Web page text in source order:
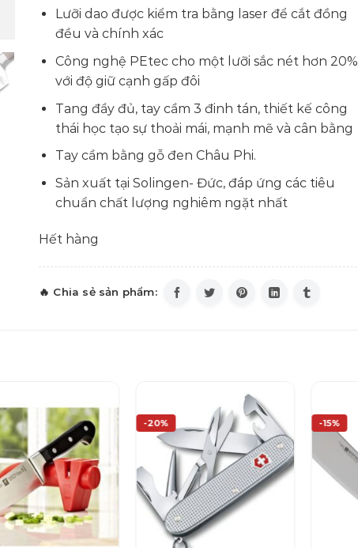
Lưỡi dao được kiểm tra bằng laser để cắt đồng
đều và chính xác
Công nghệ PEtec cho một lưỡi sắc nét hơn 20%
với độ giữ cạnh gấp đôi
Tang đầy đủ, tay cầm 3 đinh tán, thiết kế công
thái học tạo sự thoải mái, mạnh mẽ và cân bằng
Tay cầm bằng gỗ đen Châu Phi.
Sản xuất tại Solingen- Đức, đáp ứng các tiêu
chuẩn chất lượng nghiêm ngặt nhất
Hết hàng
-20% -15%